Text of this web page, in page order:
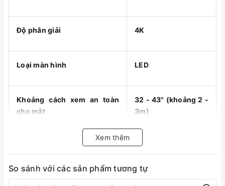
Độ phân giải 4K
Loại màn hình LED
Khoảng cách xem an toàn
cho mắt
32 - 43" (khoảng 2 -
3m)
Smart tivi, Tivi LED
Thương hiệu Hàn Quốc
Xem thêm
So sánh với các sản phẩm tương tự